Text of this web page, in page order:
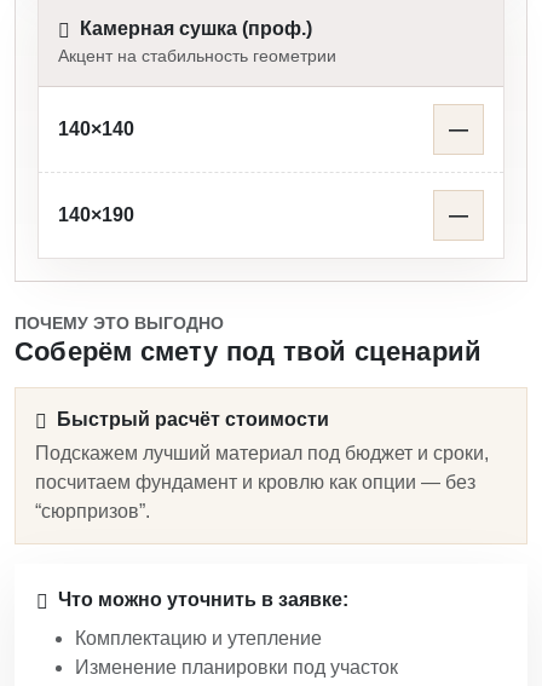
Камерная сушка (проф.)
Акцент на стабильность геометрии
140×140 —
140×190 —
ПОЧЕМУ ЭТО ВЫГОДНО
Соберём смету под твой сценарий
Быстрый расчёт стоимости
Подскажем лучший материал под бюджет и сроки,
посчитаем фундамент и кровлю как опции — без
“сюрпризов”.
Что можно уточнить в заявке:
Комплектацию и утепление
Изменение планировки под участок